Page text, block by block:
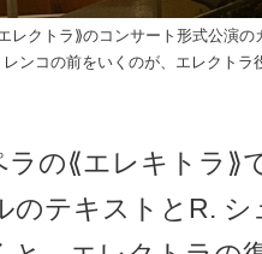
レクトラ⟫のコンサート形式公演の
ンコの前をいくのが、エレクトラ
ラの⟪エレキトラ⟫
のテキストとR. シ